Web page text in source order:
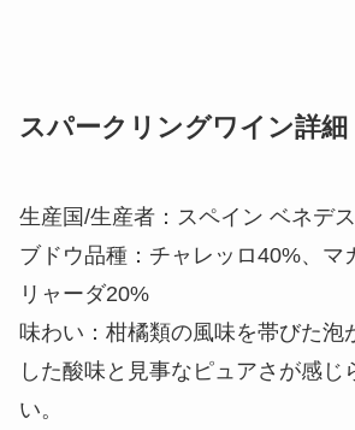
スパークリングワイン詳細
生産国/生産者：スペイン ベネデ
ブドウ品種：チャレッロ40%、マ
リャーダ20%
味わい：柑橘類の風味を帯びた泡
した酸味と見事なピュアさが感じ
い。